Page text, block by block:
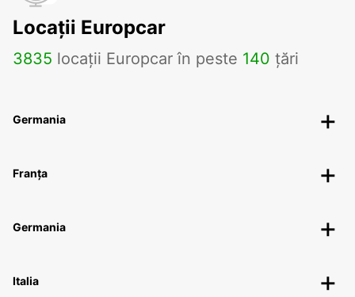
Locații Europcar
3835 locații Europcar în peste 140 țări
Germania
Franța
Germania
Italia